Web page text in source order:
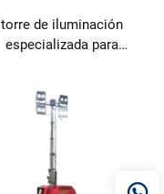
torre de iluminación
especializada para